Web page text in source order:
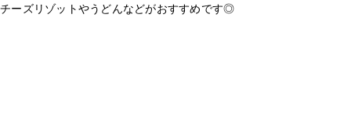
チーズリゾットやうどんなどがおすすめです◎